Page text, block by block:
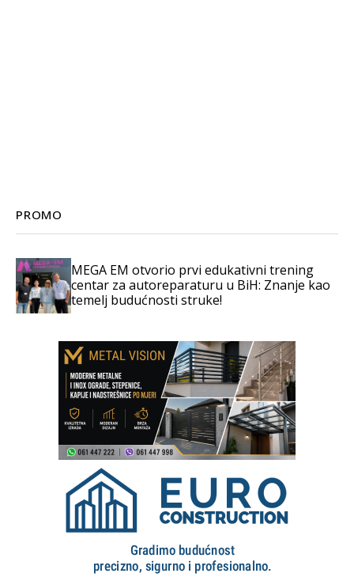
PROMO
MEGA EM otvorio prvi edukativni trening
centar za autoreparaturu u BiH: Znanje kao
temelj budućnosti struke!